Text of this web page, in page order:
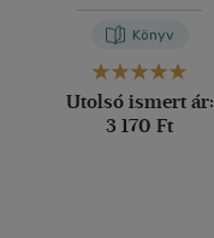
Könyv
Utolsó ismert ár:
3 170 Ft